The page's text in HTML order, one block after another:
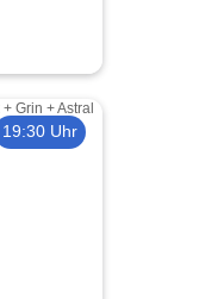
19:30 Uhr